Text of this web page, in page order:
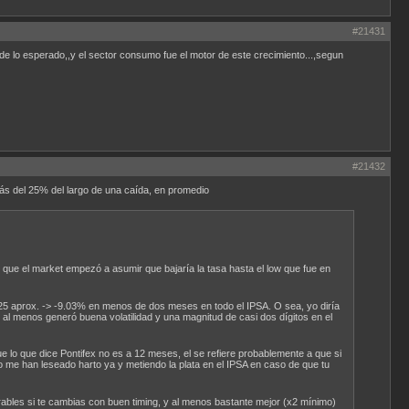
#21431
lo esperado,,y el sector consumo fue el motor de este crecimiento...,segun
#21432
del 25% del largo de una caída, en promedio
el market empezó a asumir que bajaría la tasa hasta el low que fue en
aprox. -> -9.03% en menos de dos meses en todo el IPSA. O sea, yo diría
menos generó buena volatilidad y una magnitud de casi dos dígitos en el
que dice Pontifex no es a 12 meses, el se refiere probablemente a que si
han leseado harto ya y metiendo la plata en el IPSA en caso de que tu
si te cambias con buen timing, y al menos bastante mejor (x2 mínimo)